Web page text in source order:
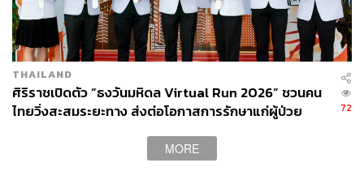
THAILAND
ศิริราชเปิดตัว “ธงวันมหิดล Virtual Run 2026” ชวนคน
ไทยวิ่งสะสมระยะทาง ส่งต่อโอกาสการรักษาแก่ผู้ป่วย
72
MORE